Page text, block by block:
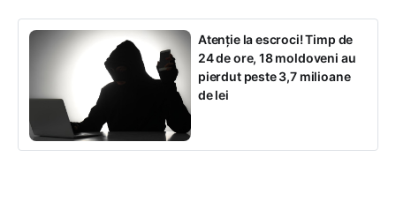
Atenție la escroci! Timp de
24 de ore, 18 moldoveni au
pierdut peste 3,7 milioane
de lei